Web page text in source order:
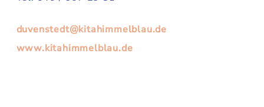
duvenstedt@kitahimmelblau.de
www.kitahimmelblau.de